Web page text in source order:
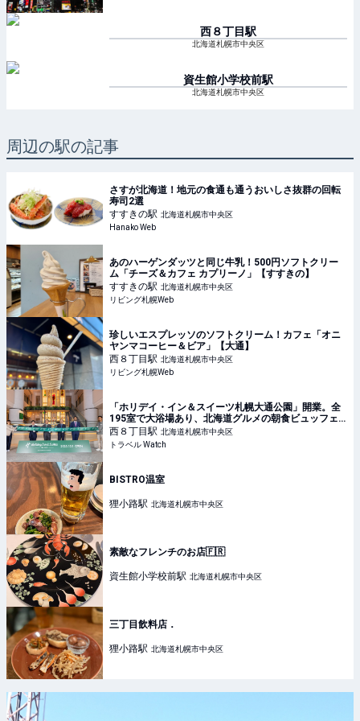
西８丁目駅
北海道札幌市中央区
資生館小学校前駅
北海道札幌市中央区
周辺の駅の記事
さすが北海道！地元の食通も通うおいしさ抜群の回転
寿司2選
すすきの駅 北海道札幌市中央区
Hanako Web
あのハーゲンダッツと同じ牛乳！500円ソフトクリー
ム「チーズ＆カフェ カプリーノ」【すすきの】
すすきの駅 北海道札幌市中央区
リビング札幌Web
珍しいエスプレッソのソフトクリーム！カフェ「オニ
ヤンマコーヒー＆ビア」【大通】
西８丁目駅 北海道札幌市中央区
リビング札幌Web
「ホリデイ・イン＆スイーツ札幌大通公園」開業。全
195室で大浴場あり、北海道グルメの朝食ビュッフェ
も
西８丁目駅 北海道札幌市中央区
トラベル Watch
BISTRO温室
狸小路駅 北海道札幌市中央区
素敵なフレンチのお店🇫🇷
資生館小学校前駅 北海道札幌市中央区
三丁目飲料店．
狸小路駅 北海道札幌市中央区